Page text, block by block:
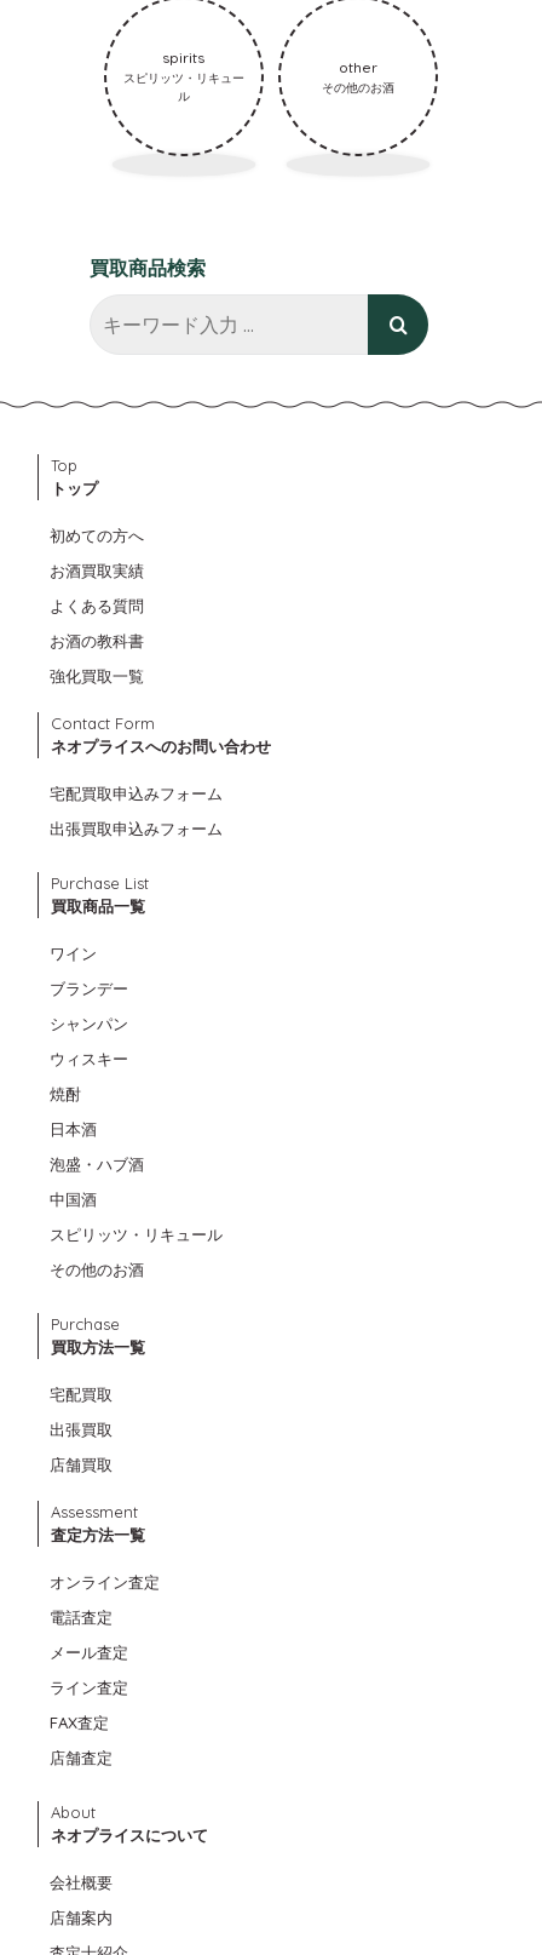
spirits
スピリッツ・リキュー
ル
other
その他のお酒
買取商品検索
Top
トップ
初めての方へ
お酒買取実績
よくある質問
お酒の教科書
強化買取一覧
Contact Form
ネオプライスへのお問い合わせ
宅配買取申込みフォーム
出張買取申込みフォーム
Purchase List
買取商品一覧
ワイン
ブランデー
シャンパン
ウィスキー
焼酎
日本酒
泡盛・ハブ酒
中国酒
スピリッツ・リキュール
その他のお酒
Purchase
買取方法一覧
宅配買取
出張買取
店舗買取
Assessment
査定方法一覧
オンライン査定
電話査定
メール査定
ライン査定
FAX査定
店舗査定
About
ネオプライスについて
会社概要
店舗案内